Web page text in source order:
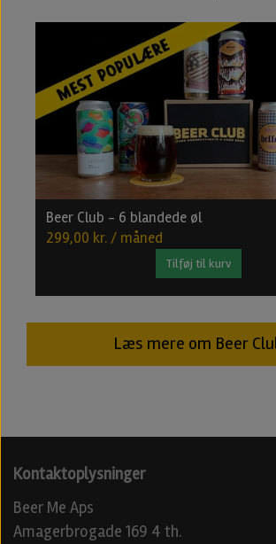
Beer Club - 6 blandede øl
299,00 kr. / måned
Tilføj til kurv
Læs mere om Beer
Kontaktoplysninger
Beer Me Aps
Amagerbrogade 169 4 th.